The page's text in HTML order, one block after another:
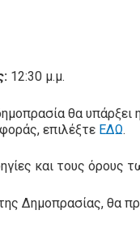
12:30 μ.μ.
θα
επιλέξτε ΕΔΩ.
και τους
Δημοπρασίας, θα